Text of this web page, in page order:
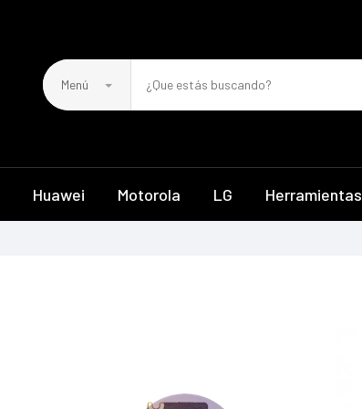
Menú
Huawei Motorola LG Herramientas